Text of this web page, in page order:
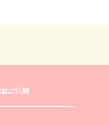
国試情報